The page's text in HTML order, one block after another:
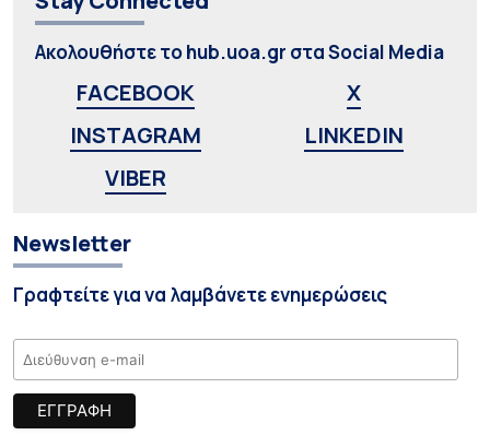
Ακολουθήστε το hub.uoa.gr στα Social Media
FACEBOOK
X
INSTAGRAM
LINKEDIN
VIBER
Newsletter
Γραφτείτε για να λαμβάνετε ενημερώσεις